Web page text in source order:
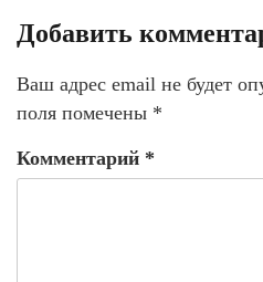
Добавить
Ваш адрес email не будет
поля помечены *
Комментарий *